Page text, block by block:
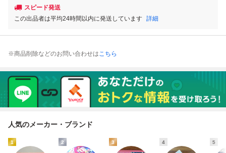
スピード発送
この出品者は平均24時間以内に発送しています 詳細
※商品削除などのお問い合わせはこちら
人気のメーカー・ブランド
1 2 3 4 5